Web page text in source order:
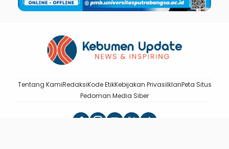
Tentang KamiRedaksiKode EtikKebijakan PrivasiIklanPeta Situs
Pedoman Media Siber